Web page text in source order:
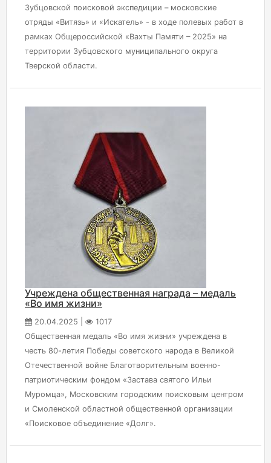
Зубцовской поисковой экспедиции – московские
отряды «Витязь» и «Искатель» - в ходе полевых работ в
рамках Общероссийской «Вахты Памяти – 2025» на
территории Зубцовского муниципального округа
Тверской области.
Учреждена общественная награда – медаль
«Во имя жизни»
20.04.2025 |
1017
Общественная медаль «Во имя жизни» учреждена в
честь 80-летия Победы советского народа в Великой
Отечественной войне Благотворительным военно-
патриотическим фондом «Застава святого Ильи
Муромца», Московским городским поисковым центром
и Смоленской областной общественной организации
«Поисковое объединение «Долг».